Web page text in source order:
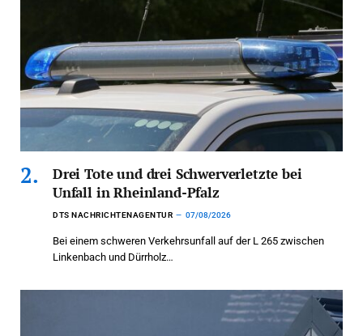
Drei Tote und drei Schwerverletzte bei
Unfall in Rheinland-Pfalz
DTS NACHRICHTENAGENTUR 07/08/2026
Bei einem schweren Verkehrsunfall auf der L 265 zwischen
Linkenbach und Dürrholz…